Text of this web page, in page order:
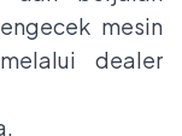
mesin
dealer